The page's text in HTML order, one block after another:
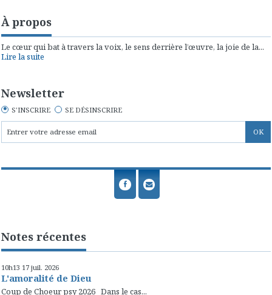
À propos
Le cœur qui bat à travers la voix, le sens derrière l’œuvre, la joie de la...
Lire la suite
Newsletter
S'INSCRIRE SE DÉSINSCRIRE
Notes récentes
10h13 17 juil. 2026
L'amoralité de Dieu
Coup de Choeur psy 2026 Dans le cas...